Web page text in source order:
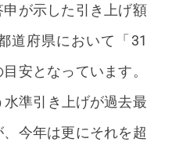
が示した引き上げ額
道府県において「31
安となっています。
準引き上げが過去最
今年は更にそれを超